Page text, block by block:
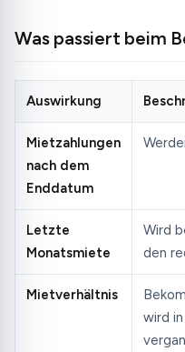
Was passiert beim
Auswirkung
Mietzahlungen
nach dem
Enddatum
Letzte
Monatsmiete
Wird
den
Mietverhältnis
wird